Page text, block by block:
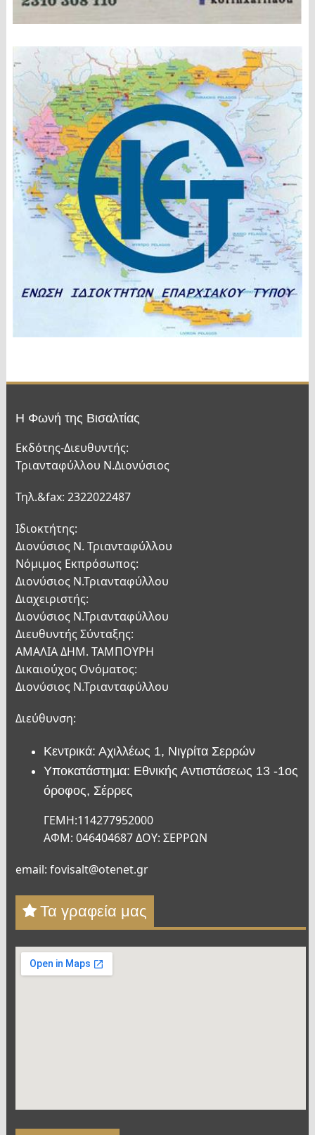
Η Φωνή της Βισαλτίας
Εκδότης-Διευθυντής:
Τριανταφύλλου Ν.Διονύσιος
Τηλ.&fax: 2322022487
Ιδιοκτήτης:
Διονύσιος Ν. Τριανταφύλλου
Νόμιμος Εκπρόσωπος:
Διονύσιος Ν.Τριανταφύλλου
Διαχειριστής:
Διονύσιος Ν.Τριανταφύλλου
Διευθυντής Σύνταξης:
ΑΜΑΛΙΑ ΔΗΜ. ΤΑΜΠΟΥΡΗ
Δικαιούχος Ονόματος:
Διονύσιος Ν.Τριανταφύλλου
Διεύθυνση:
Κεντρικά: Αχιλλέως 1, Νιγρίτα Σερρών
Υποκατάστημα: Εθνικής Αντιστάσεως 13 -1ος
όροφος, Σέρρες
ΓΕΜΗ:114277952000
ΑΦΜ: 046404687 ΔΟΥ: ΣΕΡΡΩΝ
email: fovisalt@otenet.gr
Τα γραφεία μας